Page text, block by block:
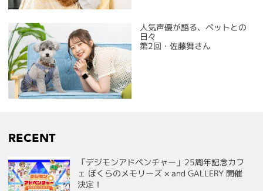
人気声優が語る、ペットとの
日々
第2回・佐藤舞さん
RECENT
「デジモンアドベンチャー」25周年記念カフ
ェ ぼくらのメモリーズ × and GALLERY 開催
決定！